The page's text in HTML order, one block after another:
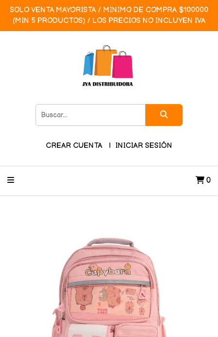
SOLO VENTA MAYORISTA / MINIMO DE COMPRA $100000
(MIN 5 PRODUCTOS) / LOS PRECIOS NO INCLUYEN IVA
CREAR CUENTA INICIAR SESIÓN
0